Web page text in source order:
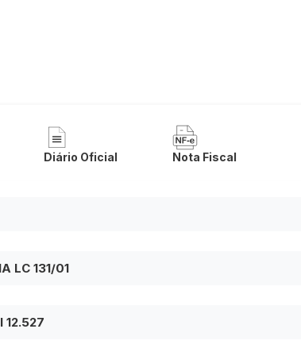
Diário Oficial Nota Fiscal
LC 131/01
12.527